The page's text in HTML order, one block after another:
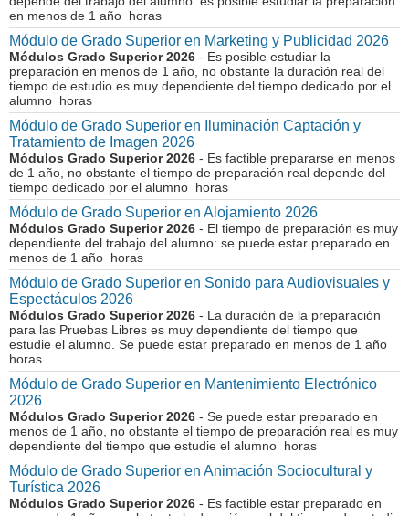
en menos de 1 año horas
Módulo de Grado Superior en Marketing y Publicidad 2026
Módulos Grado Superior 2026 - Es posible estudiar la
preparación en menos de 1 año, no obstante la duración real del
tiempo de estudio es muy dependiente del tiempo dedicado por el
alumno horas
Módulo de Grado Superior en Iluminación Captación y
Tratamiento de Imagen 2026
Módulos Grado Superior 2026 - Es factible prepararse en menos
de 1 año, no obstante el tiempo de preparación real depende del
tiempo dedicado por el alumno horas
Módulo de Grado Superior en Alojamiento 2026
Módulos Grado Superior 2026 - El tiempo de preparación es muy
dependiente del trabajo del alumno: se puede estar preparado en
menos de 1 año horas
Módulo de Grado Superior en Sonido para Audiovisuales y
Espectáculos 2026
Módulos Grado Superior 2026 - La duración de la preparación
para las Pruebas Libres es muy dependiente del tiempo que
estudie el alumno. Se puede estar preparado en menos de 1 año
horas
Módulo de Grado Superior en Mantenimiento Electrónico
2026
Módulos Grado Superior 2026 - Se puede estar preparado en
menos de 1 año, no obstante el tiempo de preparación real es muy
dependiente del tiempo que estudie el alumno horas
Módulo de Grado Superior en Animación Sociocultural y
Turística 2026
Módulos Grado Superior 2026 - Es factible estar preparado en